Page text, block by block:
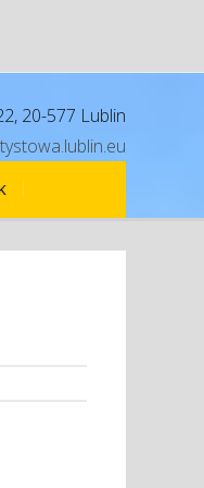
20-577 Lublin